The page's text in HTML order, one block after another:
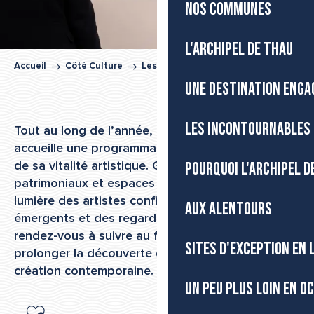
NOS COMMUNES
L'ARCHIPEL DE THAU
UNE DESTINATION
LES
POURQUOI L'ARCHIPEL
AUX ALENTOURS
SITES D'EXCEPTION EN
UN PEU PLUS LOIN EN
Accueil Côté Culture Les expositions
Tout au long de l’année, l’Archipel de Thau
accueille une programmation d’expositions reflet
de sa vitalité artistique. Galeries, musées, lieux
patrimoniaux et espaces culturels mettent en
lumière des artistes confirmés, des talents
émergents et des regards venus d’ailleurs. Des
rendez-vous à suivre au fil des saisons, pour
prolonger la découverte du territoire par la
création contemporaine.